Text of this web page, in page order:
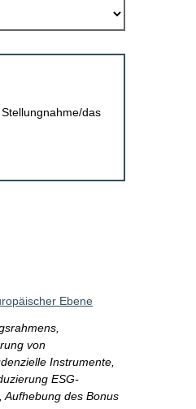
das
Ebene
von
Instrumente,
ESG-
Aufhebung des Bonus